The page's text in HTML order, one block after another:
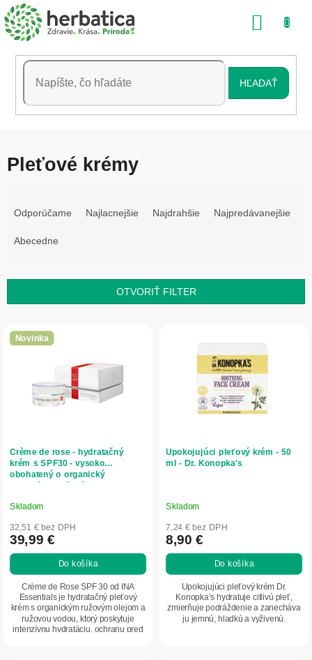
Prejsť
na
obsah
HĽADAŤ
Pleťové krémy
p
o
d
Odporúčame Najlacnejšie Najdrahšie Najpredávanejšie
Abecedne
OTVORIŤ FILTER
ý
d
u
k
o
v
Novinka
Crème de rose - hydratačný
krém s SPF30 - vysoko
obohatený o organický
esenciálny ružový olej - 50 ml -
Skladom
32,51 € bez DPH
39,99 €
Do košíka
Crème de Rose SPF 30 od INA
Essentials je hydratačný pleťový
krém s organickým ružovým olejom a
ružovou vodou, ktorý poskytuje
intenzívnu hydratáciu, ochranu pred
Upokojujúci pleťový krém - 50
ml - Dr. Konopka's
Skladom
7,24 € bez DPH
8,90 €
Do košíka
Upokojujúci pleťový krém Dr.
Konopka’s hydratuje citlivú pleť,
zmierňuje podráždenie a zanecháva
ju jemnú, hladkú a vyživenú.